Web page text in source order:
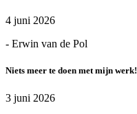
4 juni 2026
- Erwin van de Pol
Niets meer te doen met mijn werk!
3 juni 2026